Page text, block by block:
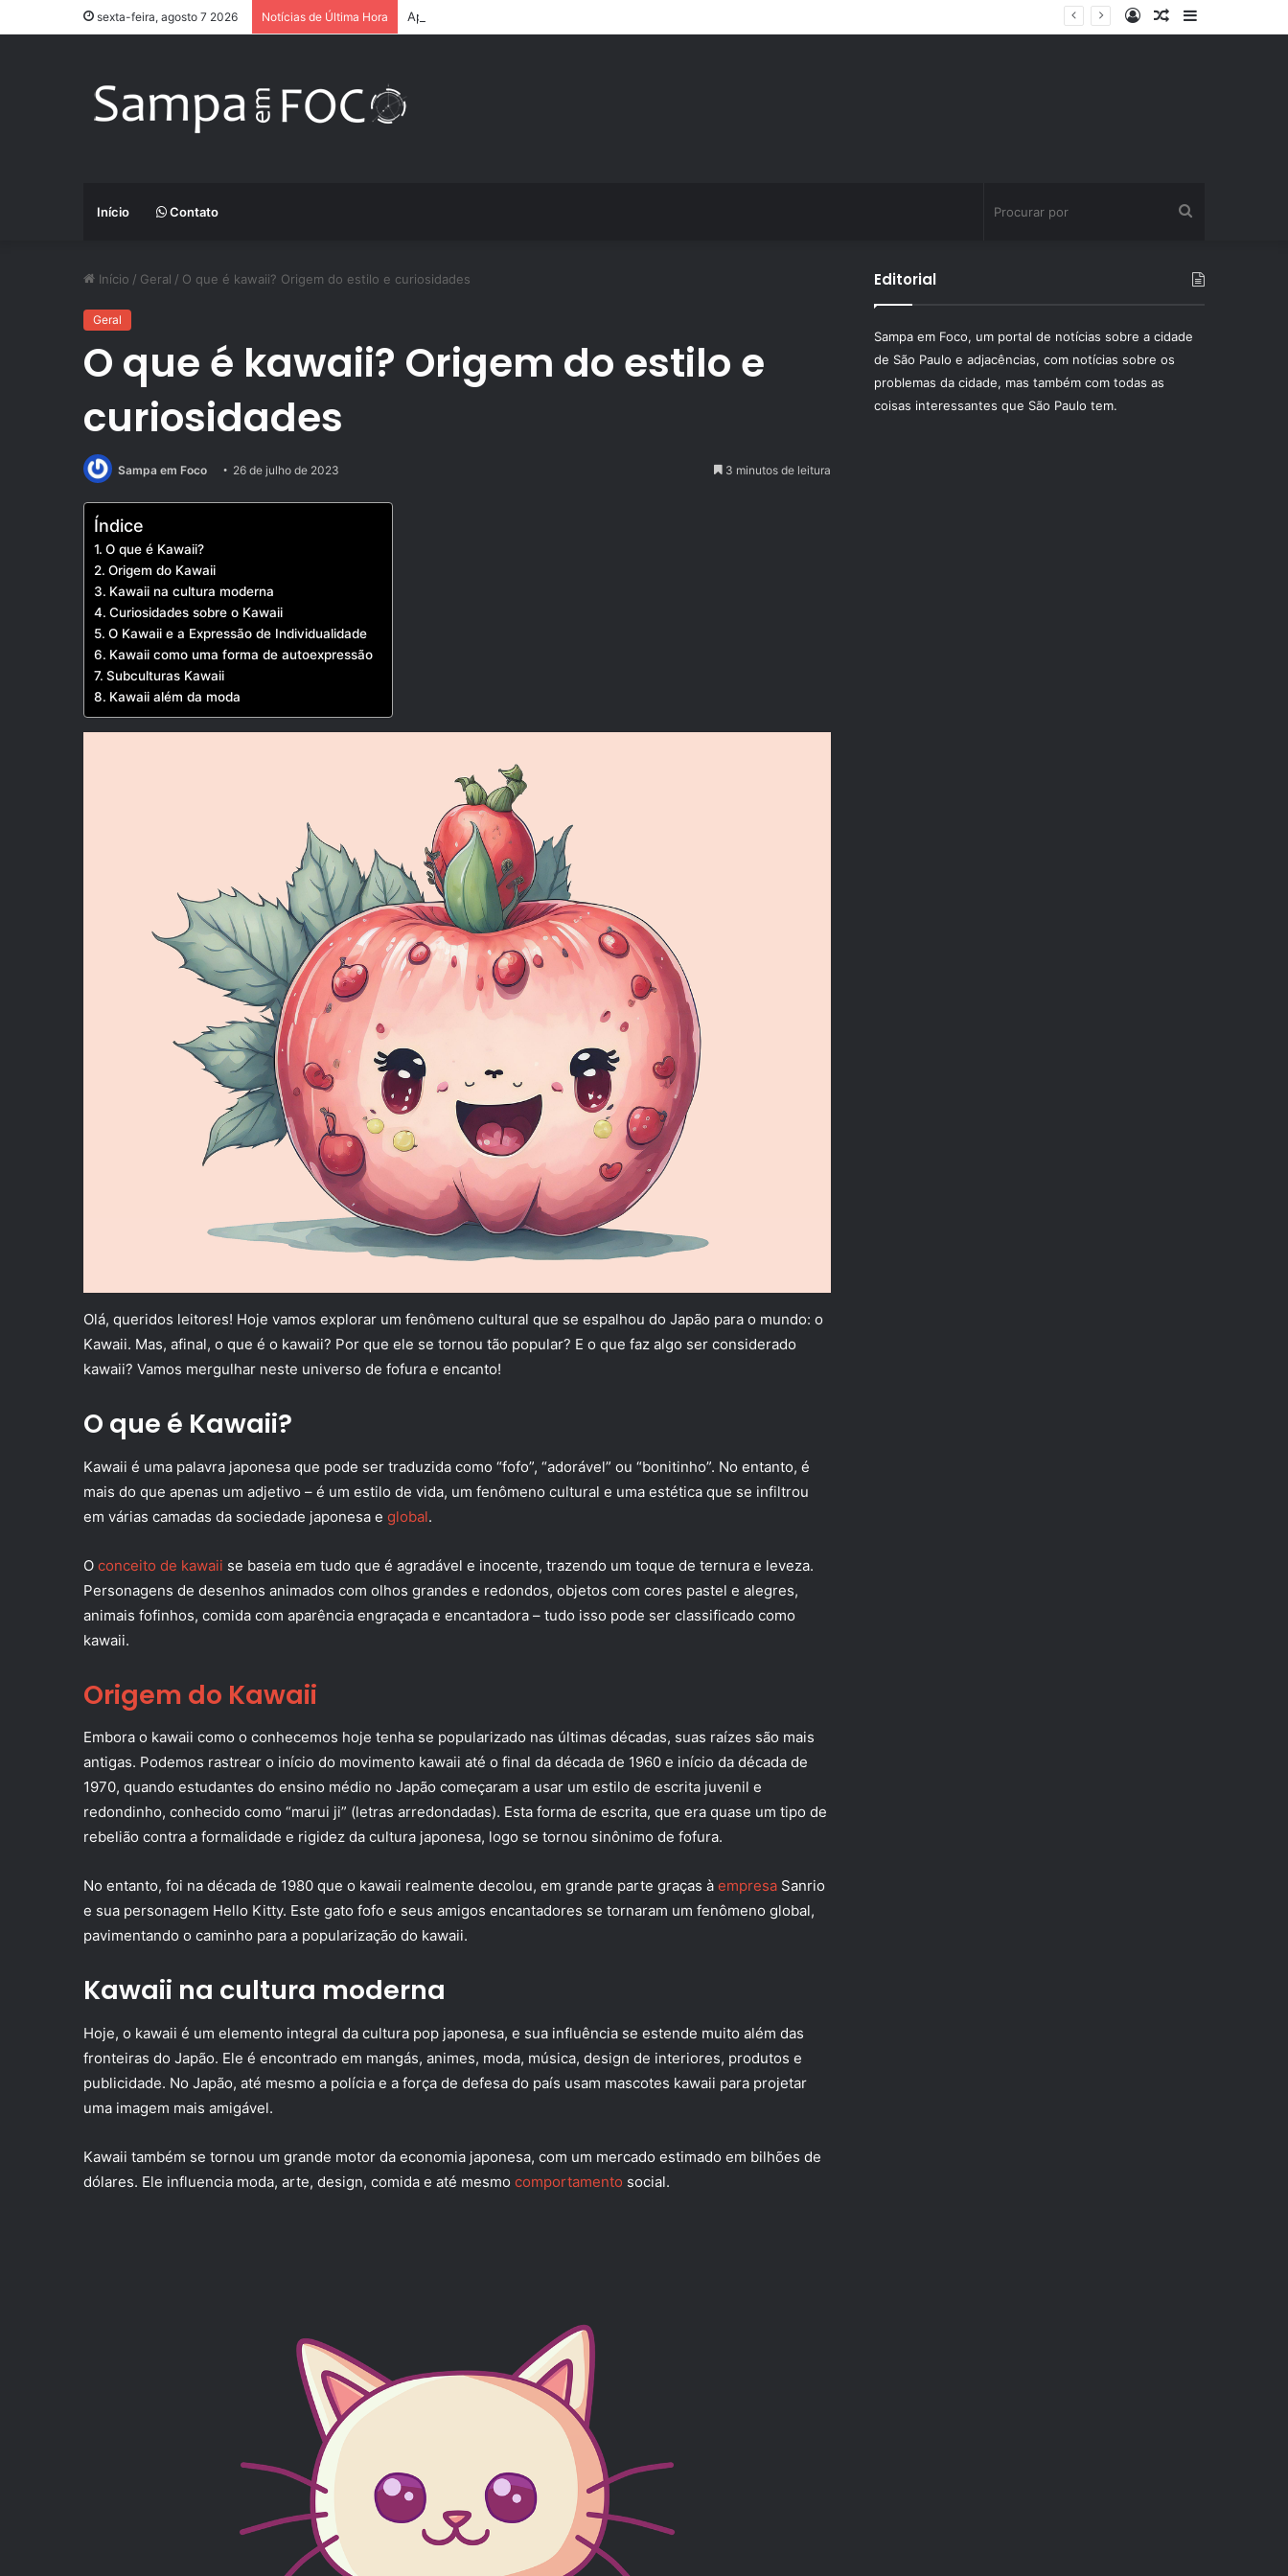
sexta-feira, agosto 7 2026 Notícias de Última Hora Apps de treino personalizado crescem no Brasil e impulsionam modelo de assinatura fitness
Barra
Artigo
Entrar
Início Contato
por
Início / Geral / O que é kawaii? Origem do estilo e curiosidades
Geral
O que é kawaii? Origem do estilo e
curiosidades
Sampa em Foco 26 de julho de 2023 3 minutos de leitura
Índice
O que é Kawaii?
Origem do Kawaii
Kawaii na cultura moderna
Curiosidades sobre o Kawaii
O Kawaii e a Expressão de Individualidade
Kawaii como uma forma de autoexpressão
Subculturas Kawaii
Kawaii além da moda
Olá, queridos leitores! Hoje vamos explorar um fenômeno cultural que se espalhou do Japão para o mundo: o
Kawaii. Mas, afinal, o que é o kawaii? Por que ele se tornou tão popular? E o que faz algo ser considerado
kawaii? Vamos mergulhar neste universo de fofura e encanto!
O que é Kawaii?
Kawaii é uma palavra japonesa que pode ser traduzida como “fofo”, “adorável” ou “bonitinho”. No entanto, é
mais do que apenas um adjetivo – é um estilo de vida, um fenômeno cultural e uma estética que se infiltrou
em várias camadas da sociedade japonesa e global.
O conceito de kawaii se baseia em tudo que é agradável e inocente, trazendo um toque de ternura e leveza.
Personagens de desenhos animados com olhos grandes e redondos, objetos com cores pastel e alegres,
animais fofinhos, comida com aparência engraçada e encantadora – tudo isso pode ser classificado como
kawaii.
Origem do Kawaii
Embora o kawaii como o conhecemos hoje tenha se popularizado nas últimas décadas, suas raízes são mais
antigas. Podemos rastrear o início do movimento kawaii até o final da década de 1960 e início da década de
1970, quando estudantes do ensino médio no Japão começaram a usar um estilo de escrita juvenil e
redondinho, conhecido como “marui ji” (letras arredondadas). Esta forma de escrita, que era quase um tipo de
rebelião contra a formalidade e rigidez da cultura japonesa, logo se tornou sinônimo de fofura.
No entanto, foi na década de 1980 que o kawaii realmente decolou, em grande parte graças à empresa Sanrio
e sua personagem Hello Kitty. Este gato fofo e seus amigos encantadores se tornaram um fenômeno global,
pavimentando o caminho para a popularização do kawaii.
Kawaii na cultura moderna
Hoje, o kawaii é um elemento integral da cultura pop japonesa, e sua influência se estende muito além das
fronteiras do Japão. Ele é encontrado em mangás, animes, moda, música, design de interiores, produtos e
publicidade. No Japão, até mesmo a polícia e a força de defesa do país usam mascotes kawaii para projetar
uma imagem mais amigável.
Kawaii também se tornou um grande motor da economia japonesa, com um mercado estimado em bilhões de
dólares. Ele influencia moda, arte, design, comida e até mesmo comportamento social.
Editorial
Sampa em Foco, um portal de notícias sobre a cidade
de São Paulo e adjacências, com notícias sobre os
problemas da cidade, mas também com todas as
coisas interessantes que São Paulo tem.